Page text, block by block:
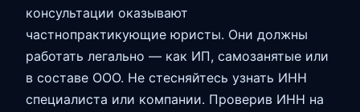
консультации оказывают
частнопрактикующие юристы. Они должны
работать легально — как ИП, самозанятые или
в составе ООО. Не стесняйтесь узнать ИНН
специалиста или компании. Проверив ИНН на